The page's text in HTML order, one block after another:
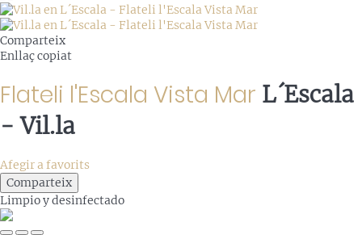
Comparteix
Enllaç copiat
Flateli l'Escala Vista Mar L´Escala
-Vil.la
Afegir a favorits
Comparteix
Limpioy desinfectado